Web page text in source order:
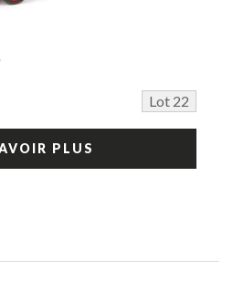
Lot 22
PLUS